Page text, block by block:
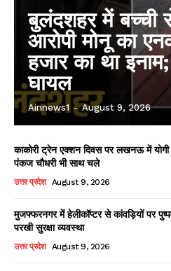
बुलंदशहर में बच्ची
आरोपी मोनू का
हजार का था इनाम;
घायल
Ainnews1 - August 9, 2026
काकोरी ट्रेन एक्शन दिवस पर लखनऊ में
पंकज चौधरी भी साथ चले
उत्तर प्रदेश August 9, 2026
मुजफ्फरनगर में हेलीकॉप्टर से कांवड़ियों पर
परखी सुरक्षा व्यवस्था
उत्तर प्रदेश August 9, 2026